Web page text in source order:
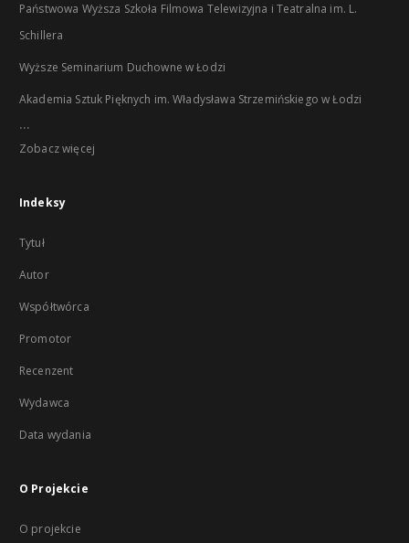
Państwowa Wyższa Szkoła Filmowa Telewizyjna i Teatralna im. L.
Schillera
Wyższe Seminarium Duchowne w Łodzi
Akademia Sztuk Pięknych im. Władysława Strzemińskiego w Łodzi
...
Zobacz więcej
Indeksy
Tytuł
Autor
Współtwórca
Promotor
Recenzent
Wydawca
Data wydania
O Projekcie
O projekcie